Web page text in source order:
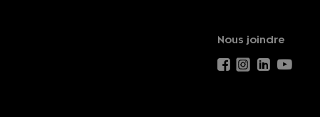
Nous joindre